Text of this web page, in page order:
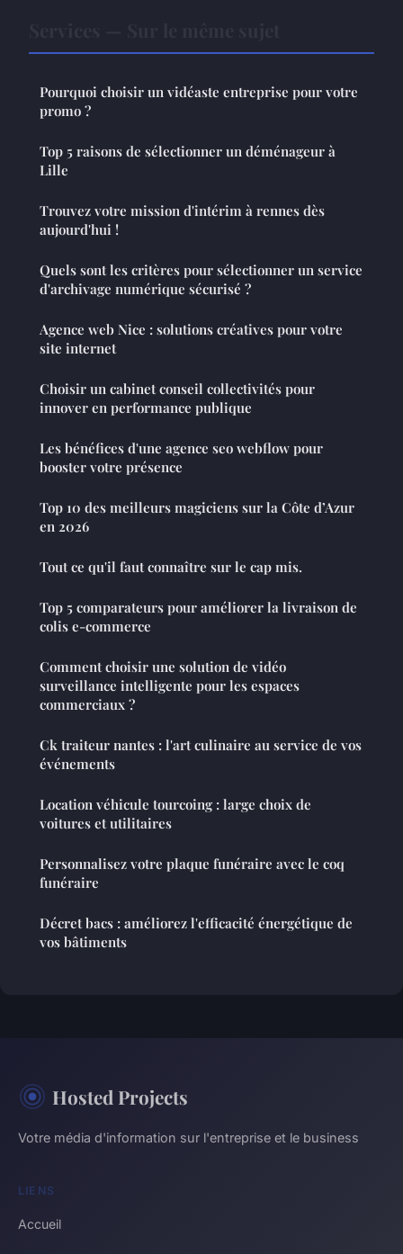
Pourquoi choisir un vidéaste entreprise pour votre
promo ?
Top 5 raisons de sélectionner un déménageur à
Lille
Trouvez votre mission d'intérim à rennes dès
aujourd'hui !
Quels sont les critères pour sélectionner un service
d'archivage numérique sécurisé ?
Agence web Nice : solutions créatives pour votre
site internet
Choisir un cabinet conseil collectivités pour
innover en performance publique
Les bénéfices d'une agence seo webflow pour
booster votre présence
Top 10 des meilleurs magiciens sur la Côte d’Azur
en 2026
Tout ce qu'il faut connaître sur le cap mis.
Top 5 comparateurs pour améliorer la livraison de
colis e-commerce
Comment choisir une solution de vidéo
surveillance intelligente pour les espaces
commerciaux ?
Ck traiteur nantes : l'art culinaire au service de vos
événements
Location véhicule tourcoing : large choix de
voitures et utilitaires
Personnalisez votre plaque funéraire avec le coq
funéraire
Décret bacs : améliorez l'efficacité énergétique de
vos bâtiments
Hosted Projects
Votre média d'information sur l'entreprise et le business
LIENS
Accueil